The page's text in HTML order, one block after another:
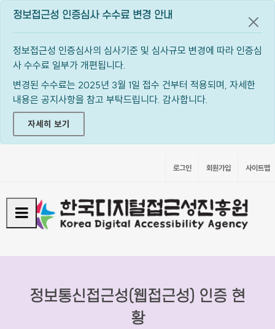
정보접근성 인증심사 수수료 변경 안내
정보접근성 인증심사의 심사기준 및 심사규모 변경에 따라 인증심
사 수수료 일부가 개편됩니다.
변경된 수수료는 2025년 3월 1일 접수 건부터 적용되며, 자세한
내용은 공지사항을 참고 부탁드립니다. 감사합니다.
자세히 보기
공지
로그인 회원가입 사이트맵
정보통신접근성(웹접근성) 인증 현
황